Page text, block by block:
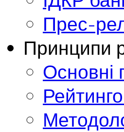
Прес-
Принципи
Основні